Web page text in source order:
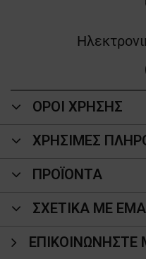
ΟΡΟΙ ΧΡΗΣΗΣ
ΧΡΗΣΙΜΕΣ
ΠΡΟΪΌΝΤΑ
ΣΧΕΤΙΚΑ ΜΕ
ΕΠΙΚΟΙΝΩΝΉΣΤΕ